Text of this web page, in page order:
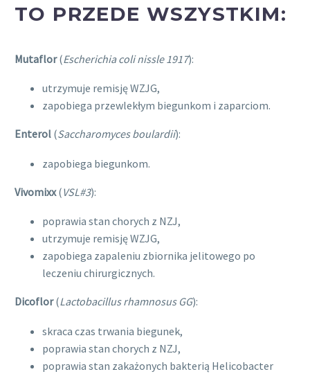
TO PRZEDE WSZYSTKIM:
Mutaflor(Escherichia coli nissle 1917):
utrzymuje remisję WZJG,
zapobiega przewlekłym biegunkom i zaparciom.
Enterol (Saccharomyces boulardii):
zapobiega biegunkom.
Vivomixx(VSL#3):
poprawia stan chorych z NZJ,
utrzymuje remisję WZJG,
zapobiega zapaleniu zbiornika jelitowego po
leczeniu chirurgicznych.
Dicoflor(Lactobacillus rhamnosus GG):
skraca czas trwania biegunek,
poprawia stan chorych z NZJ,
poprawia stan zakażonych bakterią Helicobacter